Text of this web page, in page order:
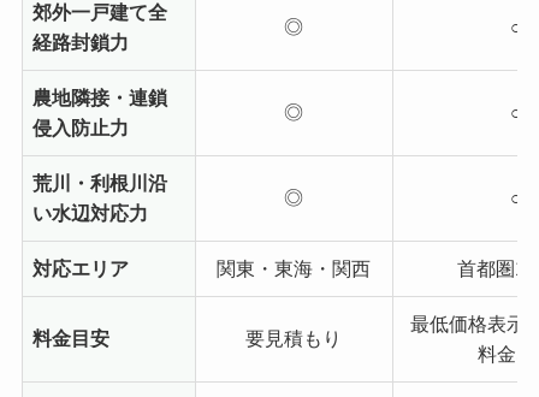
郊外一戸建て全
経路封鎖力
◎ ○
農地隣接・連鎖
侵入防止力
◎ ○
荒川・利根川沿
い水辺対応力
◎ ○
対応エリア 関東・東海・関西 首都圏1
料金目安 要見積もり
最低価格表示
料金